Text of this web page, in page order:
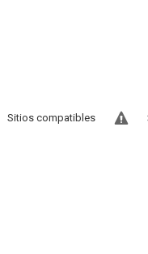
Sitios compatibles